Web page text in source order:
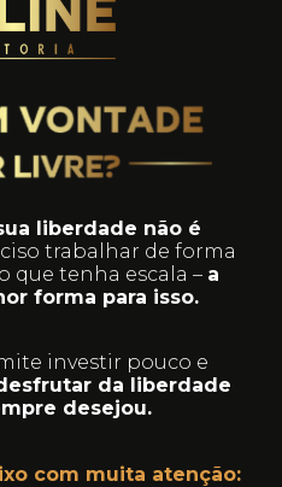
liberdade não é
trabalhar de forma
que tenha escala – a
forma para isso.
investir pouco e
da liberdade
desejou.
com muita atenção: